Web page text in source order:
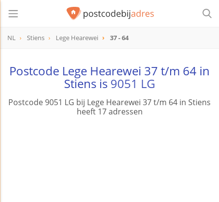
NL Stiens Lege Hearewei 37 - 64
Postcode Lege Hearewei 37 t/m 64 in
Stiens is 9051 LG
Postcode 9051 LG bij Lege Hearewei 37 t/m 64 in Stiens
heeft 17 adressen